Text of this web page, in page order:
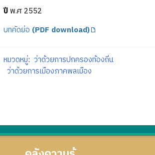
ปีพ.ศ 2552
บทคัดย่อ (PDF download)
หมวดหมู่: ว่าด้วยการปกครองท้องถิ่น
ว่าด้วยการเมืองภาคพลเมือง